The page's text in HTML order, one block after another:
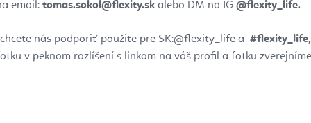
email: tomas.sokol@flexity.sk alebo DM na IG @flexity_life.
nás podporiť použite pre SK:@flexity_life a
v peknom rozlíšení s linkom na váš profil a fotku